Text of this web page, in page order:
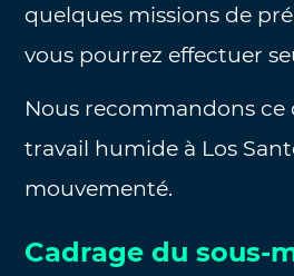
quelques missions de
vous pourrez effectuer
Nous recommandons ce
travail humide à Los
mouvementé.
Cadrage du sous-